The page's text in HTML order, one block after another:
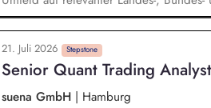
Wissenschaft, Fischereisektor,
Kritische und kompetente Begleitung
deutschen Fischerei in Nord- und
Mitwirkung an der Erstellung und
Hintergrundpapieren, politischen
21. Juli 2026 Stepstone
Senior Quant Trading
suena GmbH | Hamburg